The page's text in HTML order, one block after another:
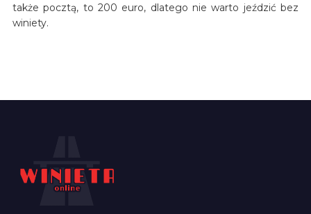
także pocztą, to 200 euro, dlatego nie warto jeździć bez
winiety.